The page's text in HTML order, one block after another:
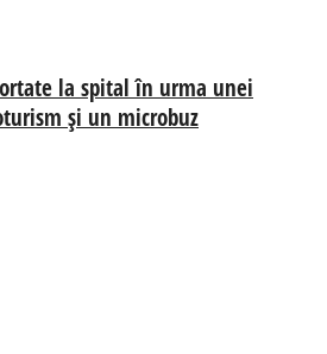
la spital în urma unei
și un microbuz